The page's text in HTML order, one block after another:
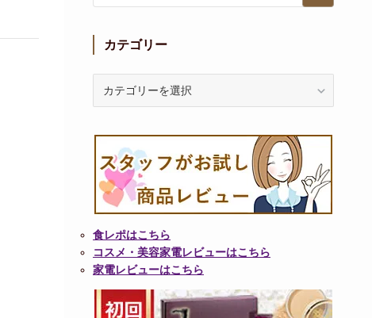
カテゴリー
リ
食レポはこちら
コスメ・美容家電レビューはこちら
家電レビューはこちら